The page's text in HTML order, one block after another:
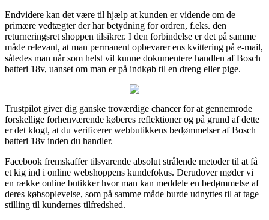
Endvidere kan det være til hjælp at kunden er vidende om de
primære vedtægter der har betydning for ordren, f.eks. den
returneringsret shoppen tilsikrer. I den forbindelse er det på samme
måde relevant, at man permanent opbevarer ens kvittering på e-mail,
således man når som helst vil kunne dokumentere handlen af Bosch
batteri 18v, uanset om man er på indkøb til en dreng eller pige.
Trustpilot giver dig ganske troværdige chancer for at gennemrode
forskellige forhenværende køberes reflektioner og på grund af dette
er det klogt, at du verificerer webbutikkens bedømmelser af Bosch
batteri 18v inden du handler.
Facebook fremskaffer tilsvarende absolut strålende metoder til at få
et kig ind i online webshoppens kundefokus. Derudover møder vi
en række online butikker hvor man kan meddele en bedømmelse af
deres købsoplevelse, som på samme måde burde udnyttes til at tage
stilling til kundernes tilfredshed.